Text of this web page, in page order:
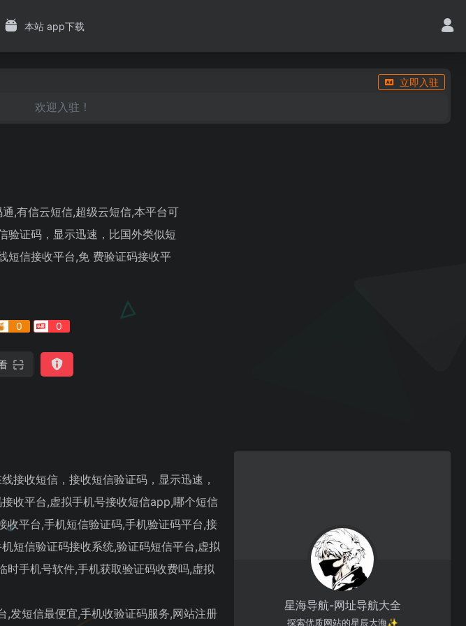
本站 app下载
立即入驻
欢迎入驻！
,有信云短信,超级云短信,本平台可
验证码，显示迅速，比国外类似短
短信接收平台,免 费验证码接收平
0 0
接收短信，接收短信验证码，显示迅速，
收平台,虚拟手机号接收短信app,哪个短信
收平台,手机短信验证码,手机验证码平台,接
短信验证码接收系统,验证码短信平台,虚拟
时手机号软件,手机获取验证码收费吗,虚拟
,发短信最便宜,手机收验证码服务,网站注册
星海导航-网址导航大全
探索优质网站的星辰大海✨